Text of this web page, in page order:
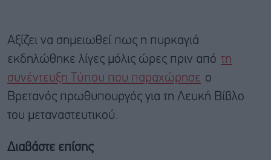
Αξίζει να σημειωθεί πως η πυρκαγιά
εκδηλώθηκε λίγες μόλις ώρες πριν από τη
συνέντευξη Τύπου που παραχώρησε ο
Βρετανός πρωθυπουργός για τη Λευκή Βίβλο
του μεταναστευτικού.
Διαβάστε επίσης